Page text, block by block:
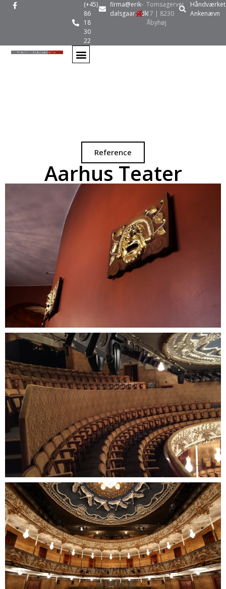
(+45)
86
18
30
22
firma@erik-
dalsgaard.dk
Tomsagervej
17 | 8230
Åbyhøj
Ankenævn
Reference
Aarhus Teater